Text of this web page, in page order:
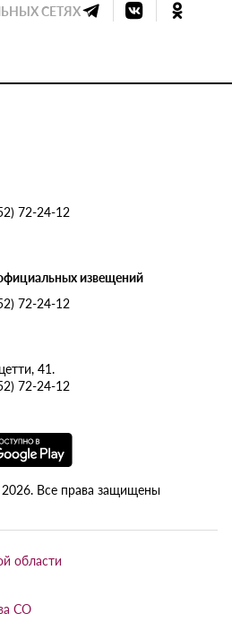
СЕТЯХ
72-24-12
извещений
72-24-12
41.
72-24-12
Все права защищены
области
СО